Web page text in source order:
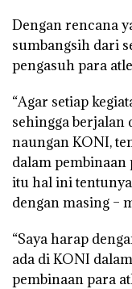
Dengan rencana
sumbangsih dari
pengasuh para
“Agar setiap
sehingga berjalan
naungan KONI,
dalam
itu hal ini
dengan masing –
“Saya harap
ada di KONI
pembinaan para